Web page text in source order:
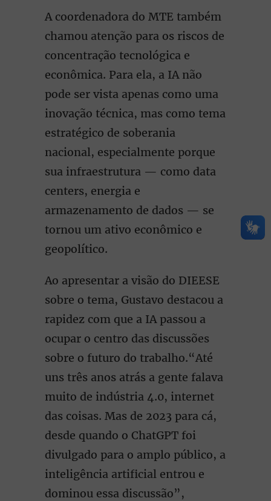
A coordenadora do MTE também
chamou atenção para os riscos de
concentração tecnológica e
econômica. Para ela, a IA não
pode ser vista apenas como uma
inovação técnica, mas como tema
estratégico de soberania
nacional, especialmente porque
sua infraestrutura — como data
centers, energia e
armazenamento de dados — se
tornou um ativo econômico e
geopolítico.
Ao apresentar a visão do DIEESE
sobre o tema, Gustavo destacou a
rapidez com que a IA passou a
ocupar o centro das discussões
sobre o futuro do trabalho.“Até
uns três anos atrás a gente falava
muito de indústria 4.0, internet
das coisas. Mas de 2023 para cá,
desde quando o ChatGPT foi
divulgado para o amplo público, a
inteligência artificial entrou e
dominou essa discussão”,